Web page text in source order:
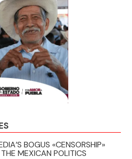
BOGUS «CENSORSHIP»
MEXICAN POLITICS